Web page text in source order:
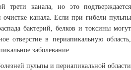
трети канала, но это подтверждается
очистке канала. Если при гибели пульпы
бактерий, белков и токсины могут
отверстие в периапикальную область,
заболевание.
пульпы и периапикальной области